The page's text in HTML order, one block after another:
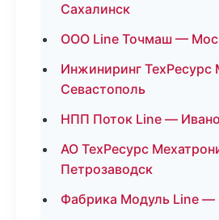
Сахалинск
ООО Line Точмаш —
Инжиниринг
Севастополь
НПП Поток Line —
АО ТехРесурс
Петрозаводск
Фабрика Модуль Line —